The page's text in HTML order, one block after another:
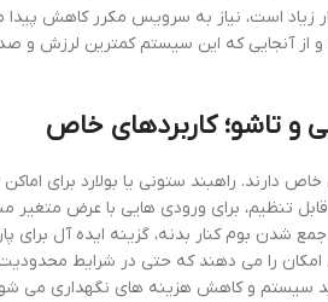
زیاد است، نیاز به سرویس مکرر کاهش پیدا
آنجایی که این سیستم کمترین لرزش و
و تاشو؛ کاربردهای خاص
خاص دارند. راهبند ستونی یا بولارد برای
تنظیم، برای ورودی هایی با عرض
به دلیل امکان جمع شدن بوم کنار بدنه، گزینه
را می دهند که حتی در شرایط
سیستم و کاهش هزینه های نگهداری می